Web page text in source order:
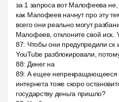
за 1 запроса вот Малофеева
как Малофеев начнут про эту
всего они реально могут
Малофеев, отклоните свой иск.
87: Чтобы они предупредили
YouTube разблокировали,
88: Денег на
89: А ещее непрекращающееся
интернета тоже скоро
государству деньга пришло?